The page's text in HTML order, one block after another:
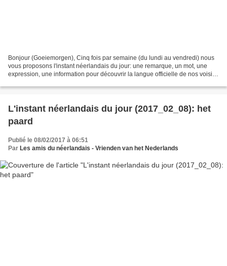
Bonjour (Goeiemorgen), Cinq fois par semaine (du lundi au vendredi) nous
vous proposons l'instant néerlandais du jour: une remarque, un mot, une
expression, une information pour découvrir la langue officielle de nos voisins
L'instant néerlandais du jour (2017_02_08): het
paard
Publié le 08/02/2017 à 06:51
Par Les amis du néerlandais - Vrienden van het Nederlands